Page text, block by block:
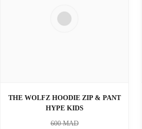
THE WOLFZ HOODIE ZIP & PANT
HYPE KIDS
600MAD